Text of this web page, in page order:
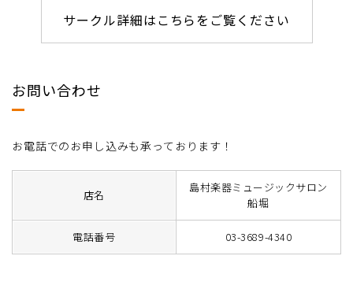
サークル詳細はこちらをご覧ください
お問い合わせ
お電話でのお申し込みも承っております！
店名
島村楽器ミュージックサロン
船堀
電話番号 03-3689-4340